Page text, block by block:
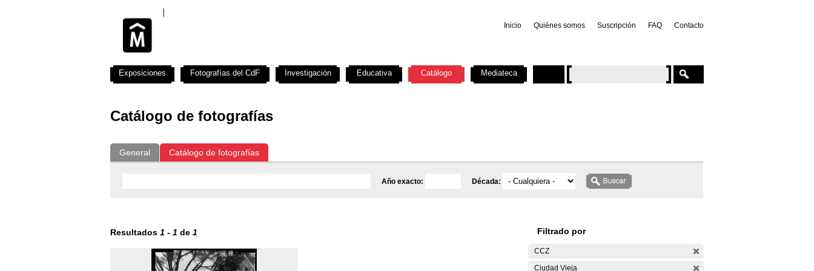
Inicio Quiénes somos Suscripción FAQ Contacto
Catálogo de fotografías
General Catálogo de fotografías
Año exacto: Década:
Resultados 1 - 1 de 1 Filtrado por
CCZ
Ciudad Vieja
Exposiciones Fotografías del CdF Investigación Educativa Catálogo Mediateca